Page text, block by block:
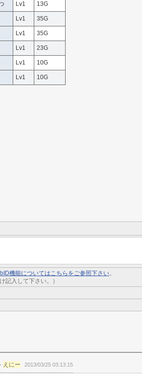
Lv1 13G
Lv1 35G
Lv1 35G
Lv1 23G
Lv1 10G
Lv1 10G
機能についてはこちらをご参照下さい。
記入して下さい。）
えにー 2013/03/25 03:13:15